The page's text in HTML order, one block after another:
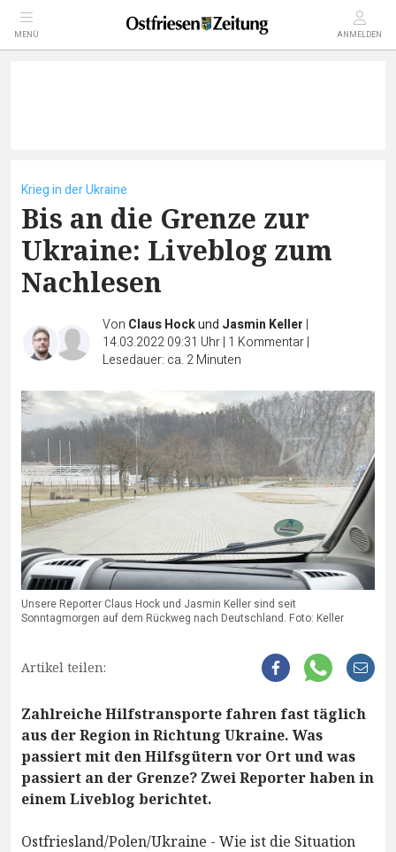
MENÜ ANMELDEN
Krieg in der Ukraine
Bis an die Grenze zur
Ukraine: Liveblog zum
Nachlesen
Von Claus Hockund Jasmin Keller |
14.03.2022 09:31 Uhr| 1 Kommentar|
Lesedauer: ca. 2 Minuten
Unsere Reporter Claus Hock und Jasmin Keller sind seit
Sonntagmorgen auf dem Rückweg nach Deutschland. Foto: Keller
Artikel teilen:
Zahlreiche Hilfstransporte fahren fast täglich
aus der Region in Richtung Ukraine. Was
passiert mit den Hilfsgütern vor Ort und was
passiert an der Grenze? Zwei Reporter haben in
einem Liveblog berichtet.
Ostfriesland/Polen/Ukraine - Wie ist die Situation